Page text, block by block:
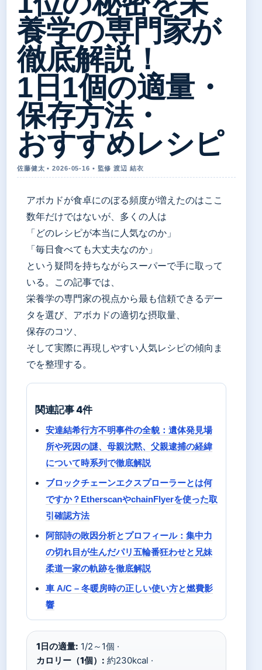
養学の専門家が
徹底解説！
1日1個の適量・
保存方法・
おすすめレシピ
佐藤健太 • 2026-05-16 • 監修 渡辺 結衣
アボカドが食卓にのぼる頻度が増えたのはここ
数年だけではないが、多くの人は
「どのレシピが本当に人気なのか」
「毎日食べても大丈夫なのか」
という疑問を持ちながらスーパーで手に取って
いる。この記事では、
栄養学の専門家の視点から最も信頼できるデー
タを選び、アボカドの適切な摂取量、
保存のコツ、
そして実際に再現しやすい人気レシピの傾向ま
でを整理する。
関連記事 4件
安達結希行方不明事件の全貌：遺体発見場
所や死因の謎、母親沈黙、父親逮捕の経緯
について時系列で徹底解説
ブロックチェーンエクスプローラーとは何
ですか？EtherscanやchainFlyerを使った取
引確認方法
阿部詩の敗因分析とプロフィール：集中力
の切れ目が生んだパリ五輪番狂わせと兄妹
柔道一家の軌跡を徹底解説
車 A/C – 冬暖房時の正しい使い方と燃費影
響
1日の適量: 1/2～1個 ·
カロリー（1個）: 約230kcal ·